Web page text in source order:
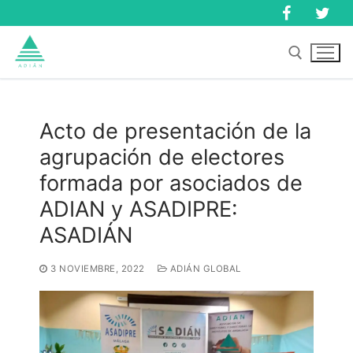
al
contenido
Buscar:
Inicio
Acto de presentación de la
agrupación de electores
formada por asociados de
ADIAN y ASADIPRE:
ASADIÁN
3 NOVIEMBRE, 2022 ADIÁN GLOBAL